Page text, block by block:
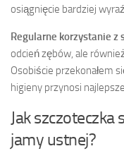
osiągnięcie bardziej
Regularne korzystanie z
odcień zębów, ale
Osobiście przekonałem
higieny przynosi
Jak
jamy ustnej?